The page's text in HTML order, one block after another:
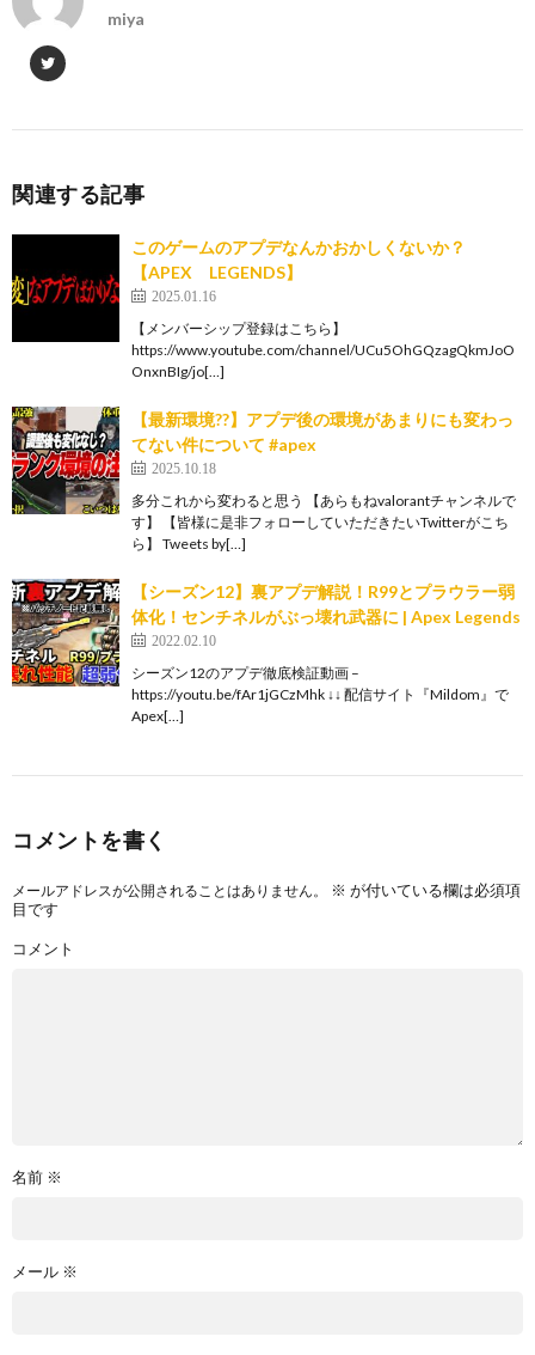
miya
関連する記事
このゲームのアプデなんかおかしくないか？
【APEX LEGENDS】
2025.01.16
【メンバーシップ登録はこちら】
https://www.youtube.com/channel/UCu5OhGQzagQkmJoO
OnxnBIg/jo[…]
【最新環境??】アプデ後の環境があまりにも変わっ
てない件について #apex
2025.10.18
多分これから変わると思う 【あらもねvalorantチャンネルで
す】 【皆様に是非フォローしていただきたいTwitterがこち
ら】 Tweets by[…]
【シーズン12】裏アプデ解説！R99とプラウラー弱
体化！センチネルがぶっ壊れ武器に | Apex Legends
2022.02.10
シーズン12のアプデ徹底検証動画 –
https://youtu.be/fAr1jGCzMhk ↓↓ 配信サイト『Mildom』で
Apex[…]
コメントを書く
メールアドレスが公開されることはありません。 ※ が付いている欄は必須項
目です
コメント
名前 ※
メール ※